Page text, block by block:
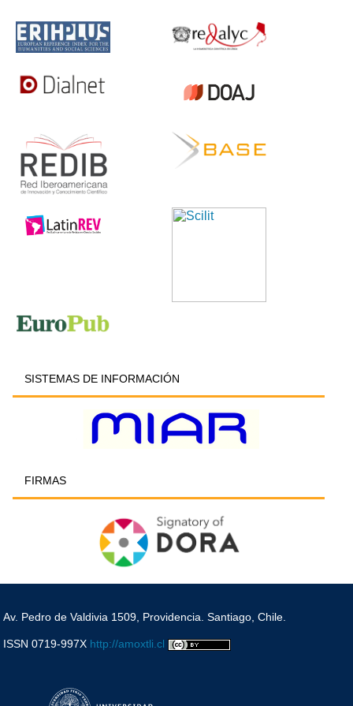
SISTEMAS DE INFORMACIÓN
FIRMAS
Av. Pedro de Valdivia 1509, Providencia. Santiago, Chile.
ISSN 0719-997X http://amoxtli.cl